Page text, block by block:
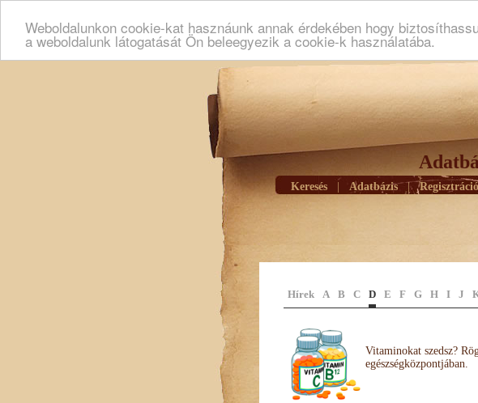
Weboldalunkon cookie-kat hasznáunk annak érdekében hogy
a weboldalunk látogatását Ön beleegyezik a cookie-k használatába.
Keresés Adatbázis | Regisztráció
Hírek A B C D E F G H I J
Vitaminokat szedsz?
egészségközpontjában.